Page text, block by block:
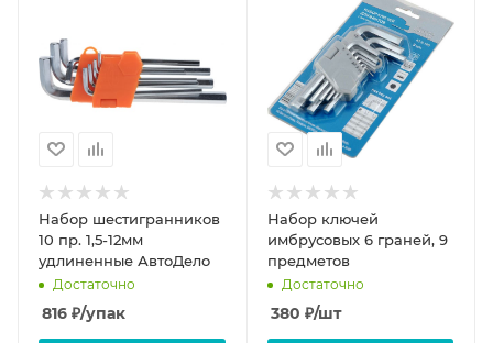
Набор шестигранников
10 пр. 1,5-12мм
удлиненные АвтоДело
Достаточно
816 ₽/упак
Набор ключей
имбрусовых 6 граней, 9
предметов
Достаточно
380 ₽/шт